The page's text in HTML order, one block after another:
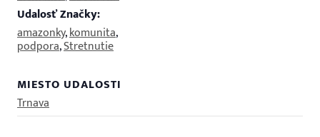
Udalosť Značky:
amazonky,komunita,
podpora,Stretnutie
MIESTO UDALOSTI
Trnava